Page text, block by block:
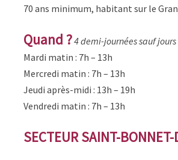
70 ans minimum, habitant sur le
Quand ?4 demi-journées sauf jours
Mardi matin : 7h – 13h
Mercredi matin : 7h – 13h
Jeudi après-midi : 13h – 19h
Vendredi matin : 7h – 13h
SECTEUR SAINT-